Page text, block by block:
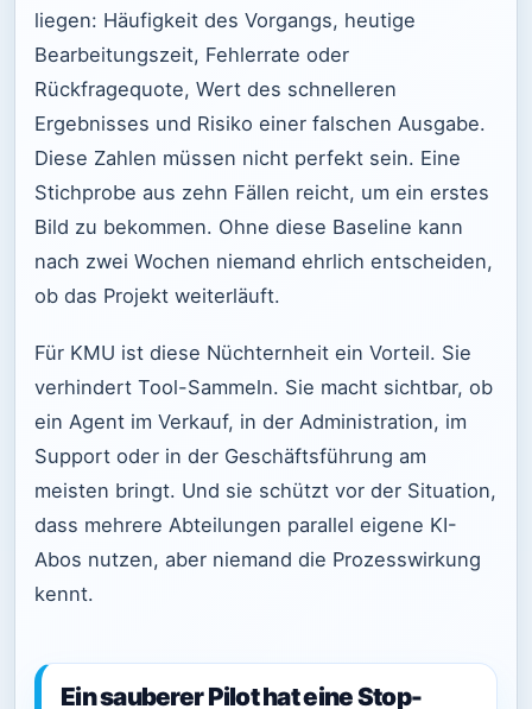
liegen: Häufigkeit des Vorgangs, heutige
Bearbeitungszeit, Fehlerrate oder
Rückfragequote, Wert des schnelleren
Ergebnisses und Risiko einer falschen Ausgabe.
Diese Zahlen müssen nicht perfekt sein. Eine
Stichprobe aus zehn Fällen reicht, um ein erstes
Bild zu bekommen. Ohne diese Baseline kann
nach zwei Wochen niemand ehrlich entscheiden,
ob das Projekt weiterläuft.
Für KMU ist diese Nüchternheit ein Vorteil. Sie
verhindert Tool-Sammeln. Sie macht sichtbar, ob
ein Agent im Verkauf, in der Administration, im
Support oder in der Geschäftsführung am
meisten bringt. Und sie schützt vor der Situation,
dass mehrere Abteilungen parallel eigene KI-
Abos nutzen, aber niemand die Prozesswirkung
kennt.
Ein sauberer Pilot hat eine Stop-